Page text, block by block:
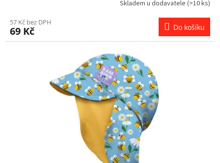
Skladem u dodavatele (>10 ks)
57 Kč bez DPH
69 Kč Do košíku